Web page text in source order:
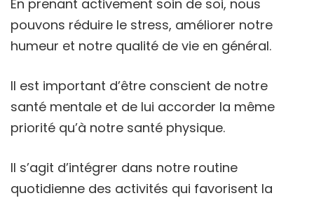
En prenant activement soin de soi, nous
pouvons réduire le stress, améliorer notre
humeur et notre qualité de vie en général.
Il est important d’être conscient de notre
santé mentale et de lui accorder la même
priorité qu’à notre santé physique.
Il s’agit d’intégrer dans notre routine
quotidienne des activités qui favorisent la